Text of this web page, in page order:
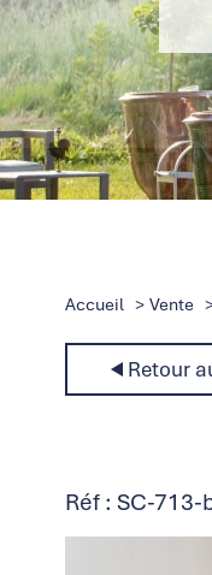
Accueil Vente
Retour
Réf : SC-713-